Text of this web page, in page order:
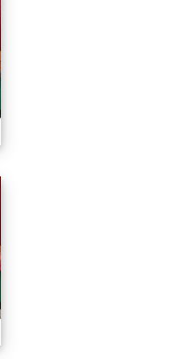
2026/01/07會考誓師活